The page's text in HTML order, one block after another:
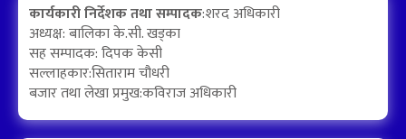
कार्यकारी निर्देशक तथा सम्पादक:शरद अधिकारी
अध्यक्ष: बालिका के.सी. खड्का
सह सम्पादक: दिपक केसी
सल्लाहकार:सिताराम चौधरी
बजार तथा लेखा प्रमुख:कविराज अधिकारी